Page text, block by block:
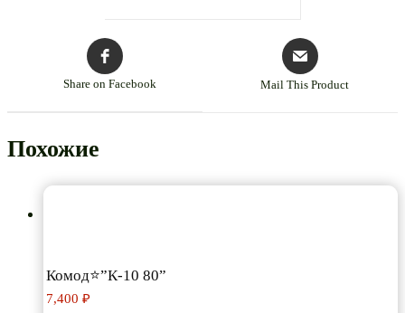
Share on Facebook Mail This Product
Похожие
Комод⭐”К-10 80”
7,400 ₽